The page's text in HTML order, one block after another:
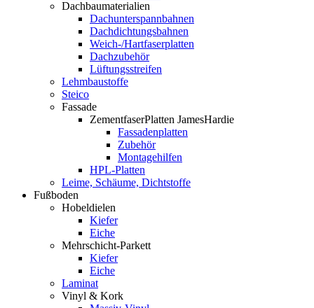
Dachbaumaterialien
Dachunterspannbahnen
Dachdichtungsbahnen
Weich-/Hartfaserplatten
Dachzubehör
Lüftungsstreifen
Lehmbaustoffe
Steico
Fassade
ZementfaserPlatten JamesHardie
Fassadenplatten
Zubehör
Montagehilfen
HPL-Platten
Leime, Schäume, Dichtstoffe
Fußboden
Hobeldielen
Kiefer
Eiche
Mehrschicht-Parkett
Kiefer
Eiche
Laminat
Vinyl & Kork